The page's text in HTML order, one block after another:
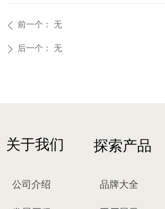
ꄴ 前一个： 无
ꄲ 后一个： 无
关于我们
公司介绍
探索产品
品牌大全